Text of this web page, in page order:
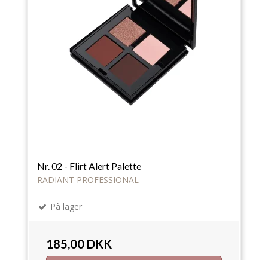
Nr. 02 - Flirt Alert Palette
RADIANT PROFESSIONAL
På lager
185,00 DKK